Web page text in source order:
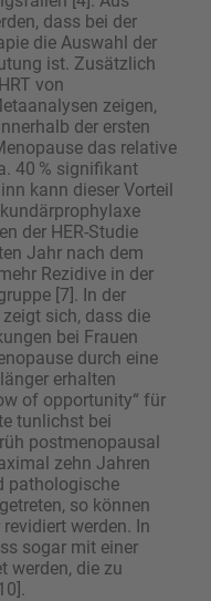
dass bei der
die Auswahl der
ist. Zusätzlich
von
zeigen,
der ersten
das ­relative
40 % signifikant
kann dieser ­Vorteil
der HER-Studie
Jahr nach dem
Rezidive in der
[7]. In der
sich, dass die
bei Frauen
durch eine
erhalten
of ­opportunity“ für
tunlichst bei
postmenopausal
zehn Jahren
pathologische
so können
werden. In
sogar mit einer
werden, die zu